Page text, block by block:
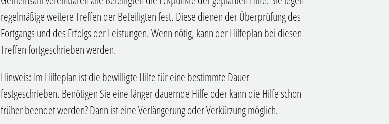
regelmäßige weitere Treffen der Beteiligten fest. Diese dienen der Überprüfung des
Fortgangs und des Erfolgs der Leistungen. Wenn nötig, kann der Hilfeplan bei diesen
Treffen fortgeschrieben werden.
Hinweis:Im Hilfeplan ist die bewilligte Hilfe für eine bestimmte Dauer
festgeschrieben. Benötigen Sie eine länger dauernde Hilfe oder kann die Hilfe schon
früher beendet werden? Dann ist eine Verlängerung oder Verkürzung möglich.